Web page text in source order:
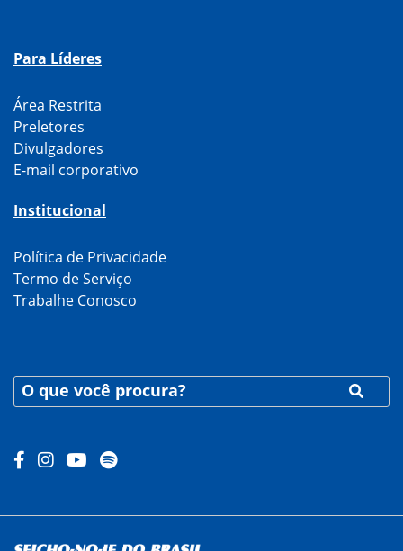
Para Líderes
Área Restrita
Preletores
Divulgadores
E-mail corporativo
Institucional
Política de Privacidade
Termo de Serviço
Trabalhe Conosco